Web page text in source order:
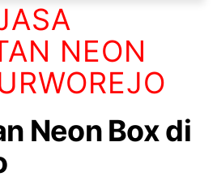
NEON
Neon Box di